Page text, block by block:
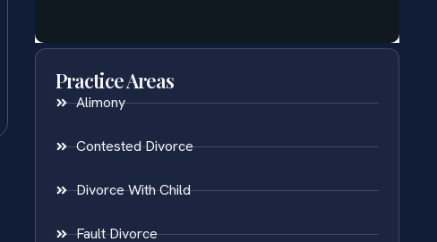
Practice Areas
Alimony
Contested Divorce
Divorce With Child
Fault Divorce